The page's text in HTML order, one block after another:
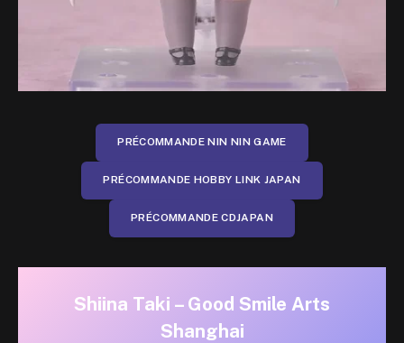
PRÉCOMMANDE NIN NIN GAME
PRÉCOMMANDE HOBBY LINK JAPAN
PRÉCOMMANDE CDJAPAN
Shiina Taki – Good Smile Arts
Shanghai